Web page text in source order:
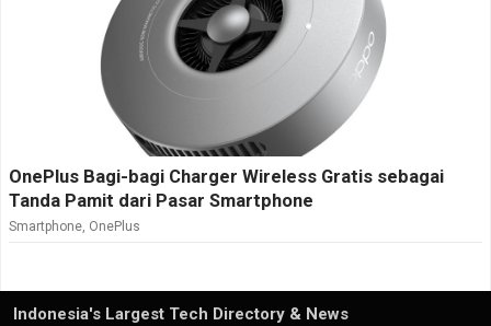
OnePlus Bagi-bagi Charger Wireless Gratis sebagai
Tanda Pamit dari Pasar Smartphone
Smartphone, OnePlus
Indonesia's Largest Tech Directory & News